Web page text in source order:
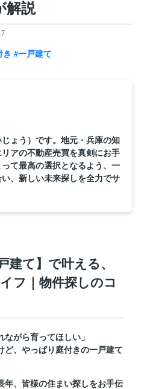
解説
き #一戸建て
ょう）です。地元・兵庫の知
アの不動産売買を真剣にお手
て最高の選択となるよう、一
、新しい未来探しを全力でサ
建て】で叶える、
フ｜物件探しのコ
ながら育ってほしい」
ど、やっぱり庭付きの一戸建て
年、皆様の住まい探しをお手伝